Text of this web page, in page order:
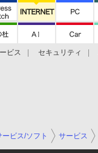
ビス セキュリティ
ービス/ソフト サービス